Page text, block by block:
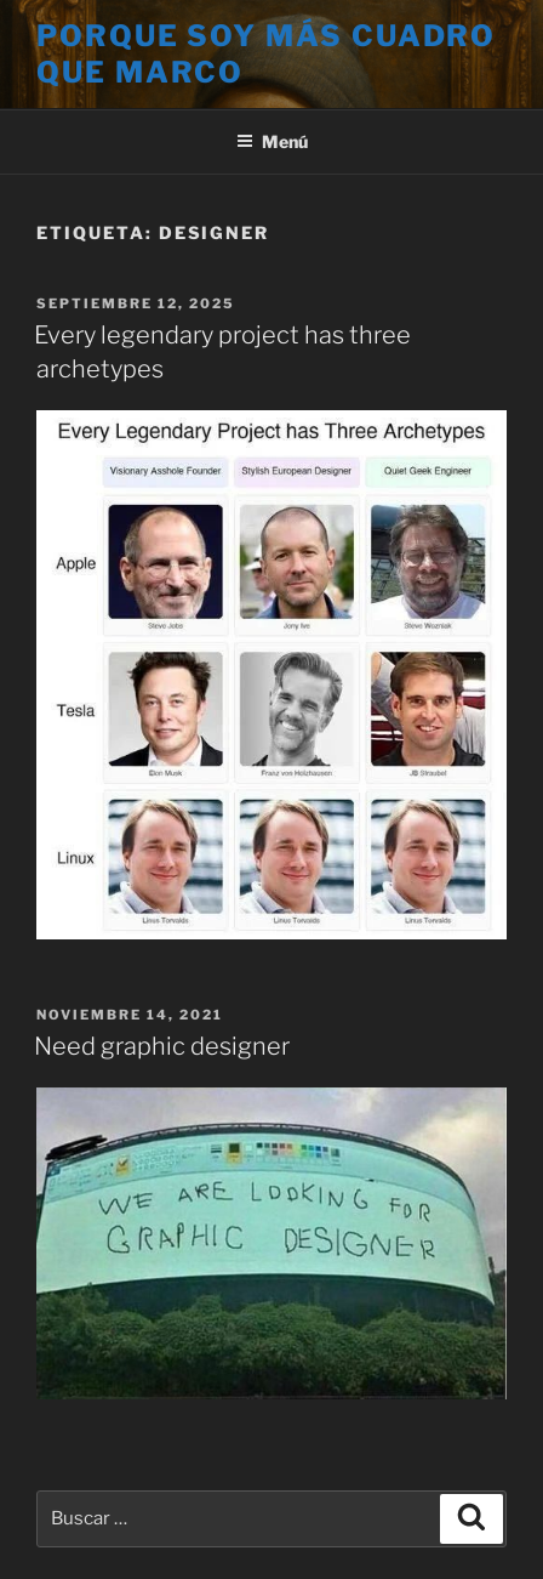
Saltar
contenido
PORQUE SOY MÁS CUADRO
QUE MARCO
Menú
ETIQUETA: DESIGNER
PUBLICADO
EL
SEPTIEMBRE 12, 2025
Every legendary project has three
archetypes
PUBLICADO
EL
NOVIEMBRE 14, 2021
Need graphic designer